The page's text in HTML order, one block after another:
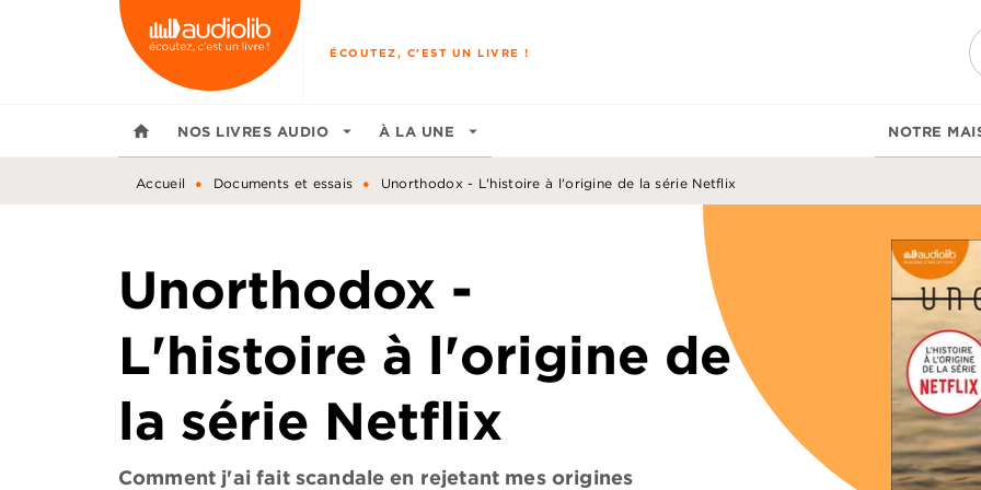
MENU RECHERCHE
ÉCOUTEZ, C'EST UN LIVRE !
home NOS LIVRES AUDIO arrow_drop_down À LA UNE arrow_drop_down NOTRE
Accueil • Documents et essais • Unorthodox - L'histoire à l'origine de la série Netflix
Unorthodox -
L'histoire à l'origine de
la série Netflix
Comment j'ai fait scandale en rejetant mes origines